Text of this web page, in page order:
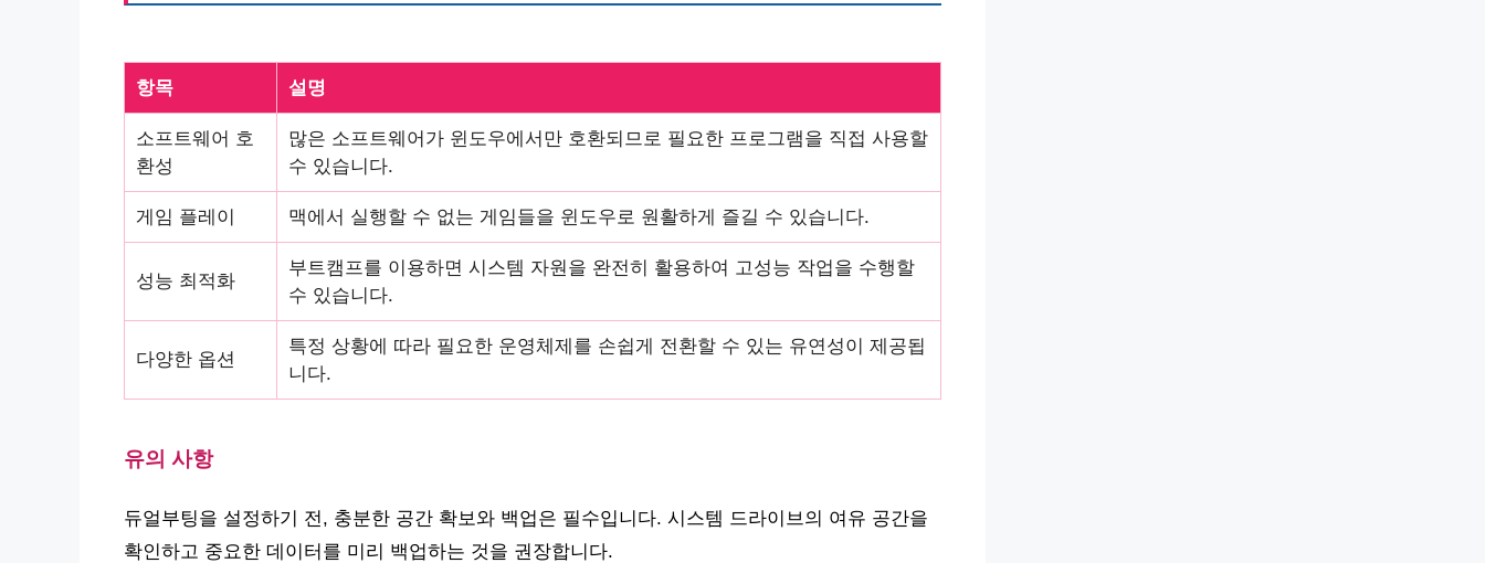
항목 설명
소프트웨어 호
환성
많은 소프트웨어가 윈도우에서만 호환되므로 필요한 프로그램을 직접 사용할
수 있습니다.
게임 플레이 맥에서 실행할 수 없는 게임들을 윈도우로 원활하게 즐길 수 있습니다.
성능 최적화
부트캠프를 이용하면 시스템 자원을 완전히 활용하여 고성능 작업을 수행할
수 있습니다.
다양한 옵션
특정 상황에 따라 필요한 운영체제를 손쉽게 전환할 수 있는 유연성이 제공됩
니다.
유의 사항
듀얼부팅을 설정하기 전, 충분한 공간 확보와 백업은 필수입니다. 시스템 드라이브의 여유 공간을
확인하고 중요한 데이터를 미리 백업하는 것을 권장합니다.